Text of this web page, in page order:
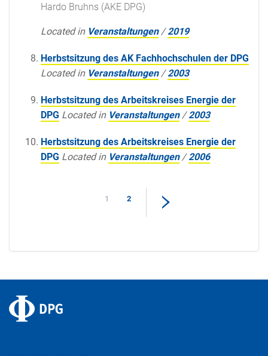
Hardo Bruhns (AKE DPG)
Located in Veranstaltungen /2019
Herbstsitzung des AK Fachhochschulen der DPG
Located in Veranstaltungen /2003
Herbstsitzung des Arbeitskreises Energie der
DPG Located in Veranstaltungen /2003
Herbstsitzung des Arbeitskreises Energie der
DPG Located in Veranstaltungen /2006
1 2